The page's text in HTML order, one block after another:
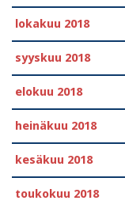
lokakuu 2018
syyskuu 2018
elokuu 2018
heinäkuu 2018
kesäkuu 2018
toukokuu 2018